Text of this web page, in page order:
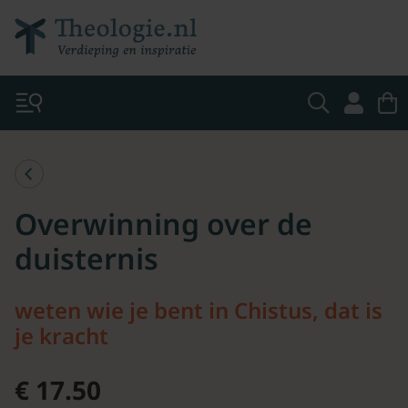
Overwinning over de
duisternis
weten wie je bent in Chistus, dat is
je kracht
€ 17.50